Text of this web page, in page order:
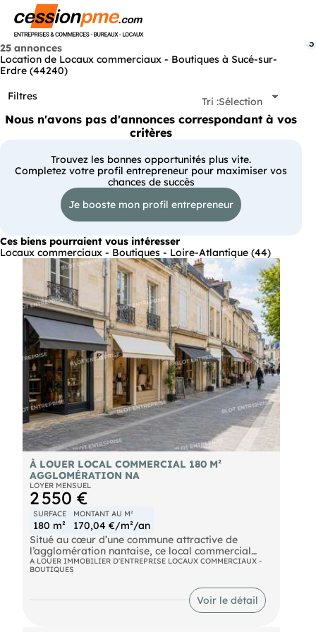
25 annonces
Location de Locaux commerciaux - Boutiques à Sucé-sur-
Erdre (44240)
Filtres
3
Tri :Sélection
Nous n'avons pas d'annonces correspondant à vos
critères
Trouvez les bonnes opportunités plus vite.
Completez votre profil entrepreneur pour maximiser vos
chances de succès
Je booste mon profil entrepreneur
Ces biens pourraient vous intéresser
Locaux commerciaux - Boutiques - Loire-Atlantique (44)
À LOUER LOCAL COMMERCIAL 180 M²
AGGLOMÉRATION NA
LOYER MENSUEL
2 550 €
SURFACE
180 m²
MONTANT AU M²
170,04 €/m²/an
Situé au cœur d’une commune attractive de
l’agglomération nantaise, ce local commercial
d’environ 180 m² bénéficie d’un environnement
commerçant et de flux réguliers. Le local
comprend environ 75 m² au rez de chaussée, ainsi
que 75 m² au premier étage. Les espaces lumineux
A LOUER IMMOBILIER D'ENTREPRISE LOCAUX COMMERCIAUX -
BOUTIQUES
Voir le détail